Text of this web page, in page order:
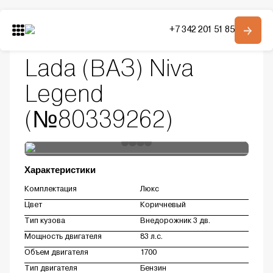
Контакты
Получить консультацию
+7 342 201 51 85
Lada (ВАЗ) Niva Legend
Lada (ВАЗ) Niva
Legend
(№80339262)
Характеристики
Комплектация Люкс
Цвет Коричневый
Тип кузова Внедорожник 3 дв.
Мощность двигателя 83 л.с.
Объем двигателя 1700
Тип двигателя Бензин